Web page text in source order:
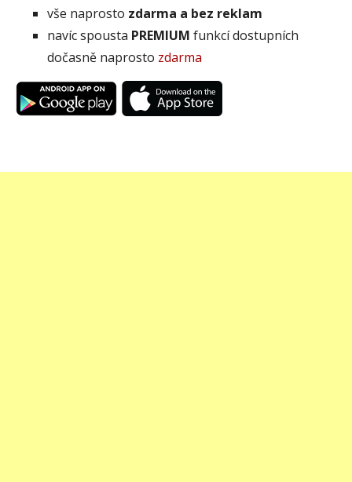
vše naprosto zdarma a bez reklam
navíc spousta PREMIUM funkcí dostupních
dočasně naprosto zdarma